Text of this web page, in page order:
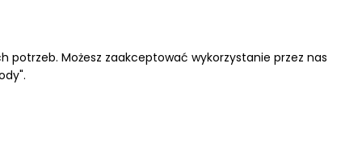
Możesz zaakceptować wykorzystanie przez nas